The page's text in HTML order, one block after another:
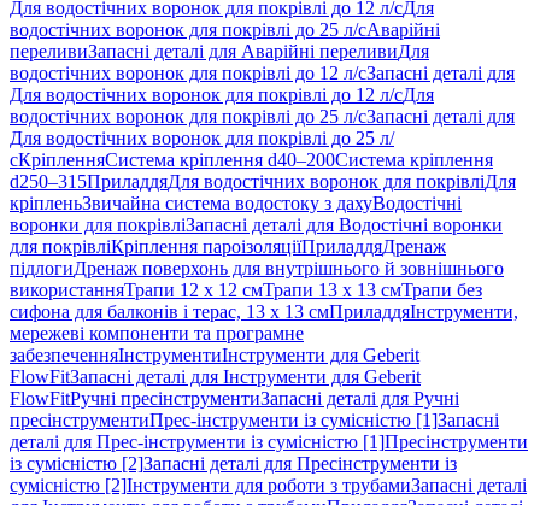
Для водостічних воронок для покрівлі до 12 л/сДля
водостічних воронок для покрівлі до 25 л/сАварійні
переливиЗапасні деталі для Аварійні переливиДля
водостічних воронок для покрівлі до 12 л/сЗапасні деталі для
Для водостічних воронок для покрівлі до 12 л/сДля
водостічних воронок для покрівлі до 25 л/сЗапасні деталі для
Для водостічних воронок для покрівлі до 25 л/
сКріпленняСистема кріплення d40–200Система кріплення
d250–315ПриладдяДля водостічних воронок для покрівліДля
кріпленьЗвичайна система водостоку з дахуВодостічні
воронки для покрівліЗапасні деталі для Водостічні воронки
для покрівліКріплення пароізоляціїПриладдяДренаж
підлогиДренаж поверхонь для внутрішнього й зовнішнього
використанняТрапи 12 x 12 смТрапи 13 x 13 смТрапи без
сифона для балконів і терас, 13 x 13 смПриладдяІнструменти,
мережеві компоненти та програмне
забезпеченняІнструментиІнструменти для Geberit
FlowFitЗапасні деталі для Інструменти для Geberit
FlowFitРучні пресінструментиЗапасні деталі для Ручні
пресінструментиПрес-інструменти із сумісністю [1]Запасні
деталі для Прес-інструменти із сумісністю [1]Пресінструменти
із сумісністю [2]Запасні деталі для Пресінструменти із
сумісністю [2]Інструменти для роботи з трубамиЗапасні деталі